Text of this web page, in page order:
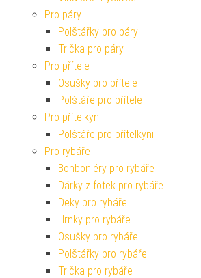
Pro páry
Polštářky pro páry
Trička pro páry
Pro přítele
Osušky pro přítele
Polštáře pro přítele
Pro přítelkyni
Polštáře pro přítelkyni
Pro rybáře
Bonboniéry pro rybáře
Dárky z fotek pro rybáře
Deky pro rybáře
Hrnky pro rybáře
Osušky pro rybáře
Polštářky pro rybáře
Trička pro rybáře